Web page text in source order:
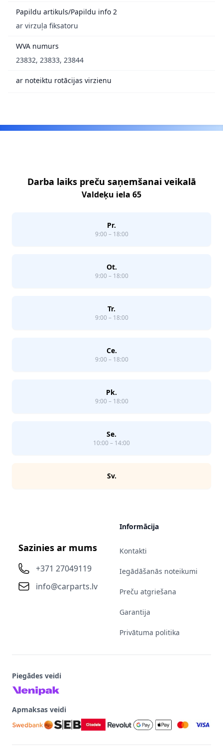
Papildu artikuls/Papildu info 2
ar virzuļa fiksatoru
WVA numurs
23832, 23833, 23844
ar noteiktu rotācijas virzienu
Darba laiks preču saņemšanai veikalā
Valdeķu iela 65
Pr.
9:00 – 18:00
Ot.
9:00 – 18:00
Tr.
9:00 – 18:00
Ce.
9:00 – 18:00
Pk.
9:00 – 18:00
Se.
10:00 – 14:00
Sv.
Sazinies ar mums
+371 27049119
info@carparts.lv
Informācija
Kontakti
Iegādāšanās noteikumi
Preču atgriešana
Garantija
Privātuma politika
Piegādes veidi
Apmaksas veidi